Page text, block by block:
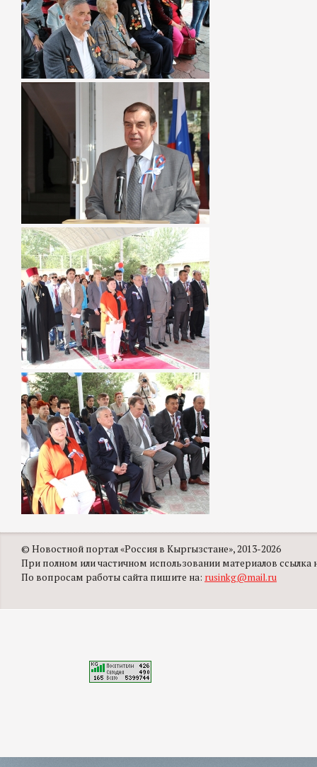
© Новостной портал «Россия в Кыргызстане», 2013-2026
При полном или частичном использовании материалов ссылка
По вопросам работы сайта пишите на: rusinkg@mail.ru